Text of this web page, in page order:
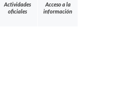
Actividades
oficiales
Acceso a la
información